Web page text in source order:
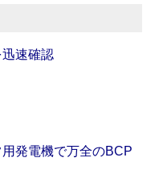
迅速確認
発電機で万全のBCP